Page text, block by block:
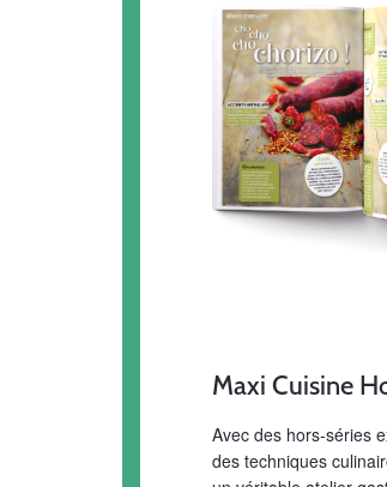
Maxi Cuisine
Avec des hors-séries
des techniques